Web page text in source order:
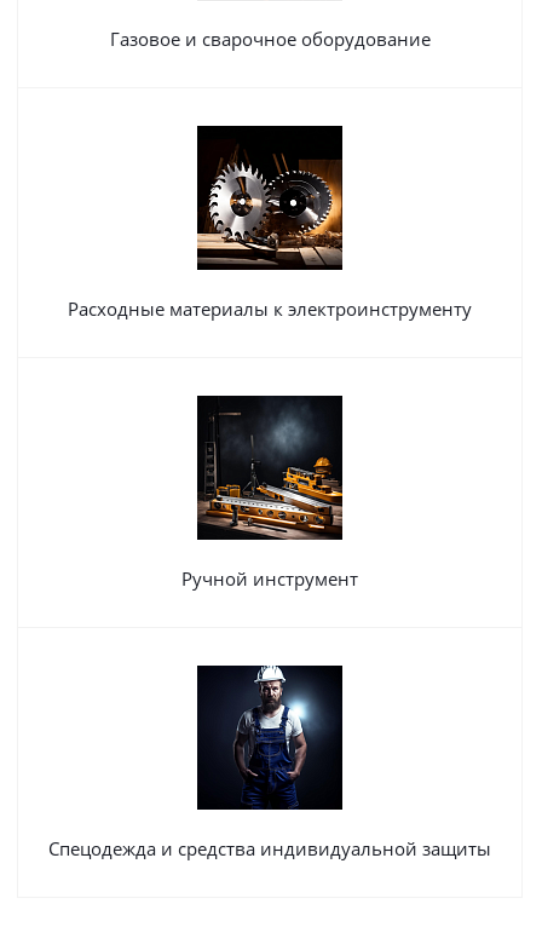
Газовое и сварочное оборудование
Расходные материалы к электроинструменту
Ручной инструмент
Спецодежда и средства индивидуальной защиты